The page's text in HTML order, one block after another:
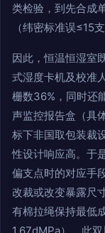
类检验，到先合成
（纬密标准误≤15
因此，恒温恒湿室
式湿度卡机及校准
栅数36%，同时还
声监控报告盒（具
标下非国取包装裁
性设计响应高。于
偏支点时的对应手
改裁或改变暴露尺
有棉拉绳保持最低
1.67dMPa）。此